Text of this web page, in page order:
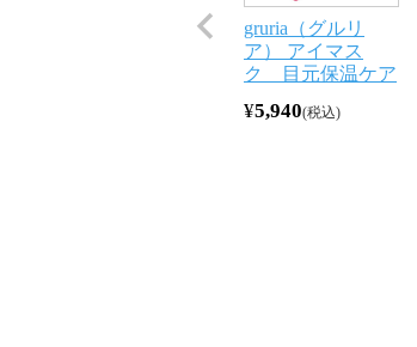
gruria（グルリ
ア） アイマス
ク 目元保温ケア
¥5,940 税込